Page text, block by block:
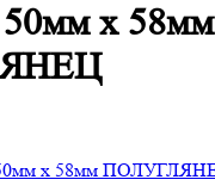
50мм х 58мм